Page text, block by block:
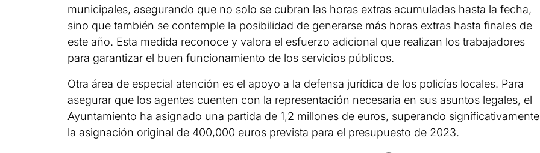
municipales, asegurando que no solo se cubran las horas extras acumuladas hasta la fecha,
sino que también se contemple la posibilidad de generarse más horas extras hasta finales de
este año. Esta medida reconoce y valora el esfuerzo adicional que realizan los trabajadores
para garantizar el buen funcionamiento de los servicios públicos.
Otra área de especial atención es el apoyo a la defensa jurídica de los policías locales. Para
asegurar que los agentes cuenten con la representación necesaria en sus asuntos legales, el
Ayuntamiento ha asignado una partida de 1,2 millones de euros, superando significativamente
la asignación original de 400,000 euros prevista para el presupuesto de 2023.